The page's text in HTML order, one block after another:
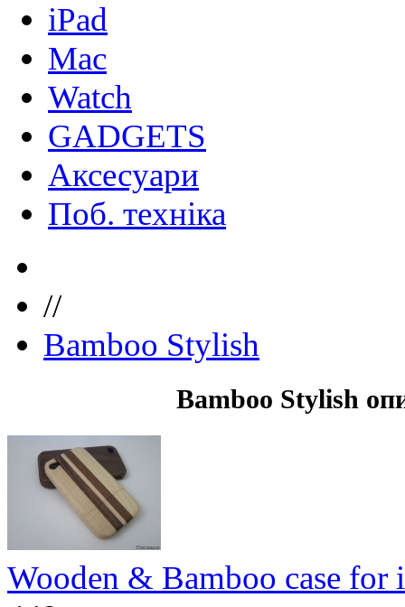
iPad
Mac
Watch
GADGETS
Аксесуари
Поб. техніка
//
Bamboo Stylish
Bamboo Stylish
Wooden & Bamboo case for